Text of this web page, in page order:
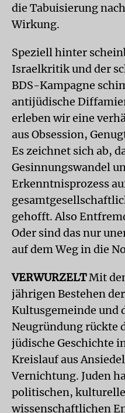
die Tabuisierung
Wirkung.
Speziell hinter
Israelkritik und der
BDS-Kampagne
antijüdische
erleben wir eine
aus Obsession,
Es zeichnet sich ab,
Gesinnungswandel
Erkenntnisprozess
gehofft. Also
Oder sind das nur
auf dem Weg in die
VERWURZELTMit
jährigen Bestehen
Kultusgemeinde und
Neugründung rückte
jüdische Geschichte
Kreislauf aus
Vernichtung. Juden
politischen,
wissenschaftlichen